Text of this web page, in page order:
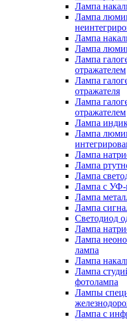
Лампа
Лампа
Лампа
Лампа
Лампа
отражателем
Лампа
отражателя
Лампа
отражателем
Лампа
Лампа
Лампа
Лампа
Лампа
Лампа с УФ-
Лампа
Лампа
Светодиод
Лампа
Лампа
лампа
Лампа
Лампа
фотолампа
Лампы
Лампа с